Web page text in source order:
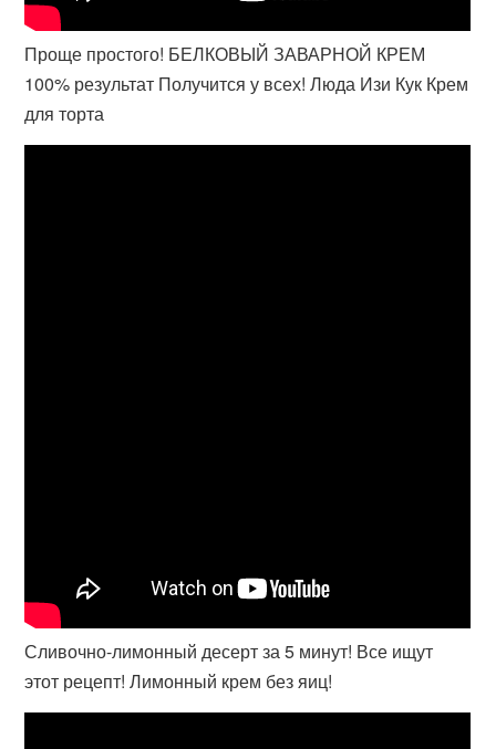
Проще простого! БЕЛКОВЫЙ ЗАВАРНОЙ КРЕМ
100% результат Получится у всех! Люда Изи Кук Крем
для торта
Сливочно-лимонный десерт за 5 минут! Все ищут
этот рецепт! Лимонный крем без яиц!